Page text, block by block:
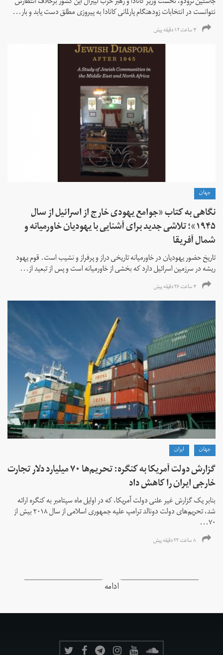
نتوانست در انتخابات زود‌هنگام پارلمانی کانادا به پیروزی مطلق دست یابد و بار...
۴ ساعت ۱۲ دقیقه پیش
جهان
نگاهی به کتاب «جوامع یهودی خارج از اسرائیل از سال
۱۹۴۵»؛ تلاشی جدید برای آشنایی با یهودیان خاورمیانه و
شمال آفریقا
تاریخ حضور یهودیان در خاورمیانه تاریخی دراز و پرفراز و نشیب است. قوم یهود
ریشه در سرزمین اسرائیل دارد که بخشی از خاورمیانه است و پس از تبعید از...
۴ ساعت ۲۶ دقیقه پیش
جهان ايران
گزارش دولت آمریکا به کنگره: تحریم‌ها ۷۰ میلیارد دلار تجارت
خارجی ایران را کاهش داد
بنابر یک گزارش غیر علنی دولت آمریکا، که در اوایل ماه سپتامبر به کنگره ارائه
شد، تحریم‌های دولت دونالد ترامپ علیه جمهوری اسلامی از سال ۲۰۱۸ بیش از
۷۰...
۸ ساعت ۲۳ دقیقه پیش
ادامه